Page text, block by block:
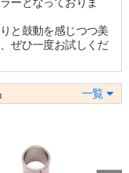
と鼓動を感じつつ美
ぜひ一度お試しくだ
一覧